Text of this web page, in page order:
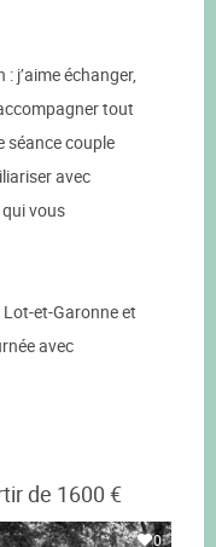
j’aime échanger,
tout
séance couple
avec
vous
et-Garonne et
avec
de 1600 €
0